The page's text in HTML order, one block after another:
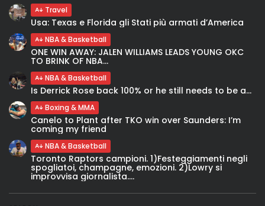
Travel
Usa: Texas e Florida gli Stati più armati d’America
NBA & Basketball
ONE WIN AWAY: JALEN WILLIAMS LEADS YOUNG OKC
TO BRINK OF NBA...
NBA & Basketball
Is Derrick Rose back 100% or he still needs to be a...
Boxing & MMA
Canelo to Plant after TKO win over Saunders: I’m
coming my friend
NBA & Basketball
Toronto Raptors campioni. 1)Festeggiamenti negli
spogliatoi, champagne, emozioni. 2)Lowry si
improvvisa giornalista....